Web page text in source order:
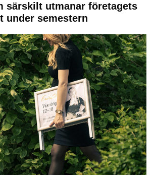
särskilt utmanar företagets
under semestern